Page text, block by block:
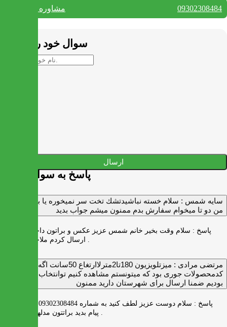
مشاوره واتس آپ 09302308484
سوال خود را بپرسید
ارسال
پاسخ به سوالات شما
سايه شمس : سلام خسته نباشيدتشك تخت سر نميخوره يا برنميگرده
من دو تا ميخوام سفارش بدم ممنون ميشم جواب بديد
پاسخ : سلام وقت بخیر خانم شمس عزیز عکس و براتون داخل واتس اپ
ارسال کردم ملاحظه بفرمایید .
مرتضی مرادی :
میزتلویزیون 180تا2مترلاارتغاع 50سانت اگه
کدمحصولات جوری بود که میتونستم مشاهده کنیم توانتخاب راحت‌تر
بودیم ضمنا ارسال برای شهرستان دارید ممنون
پاسخ :